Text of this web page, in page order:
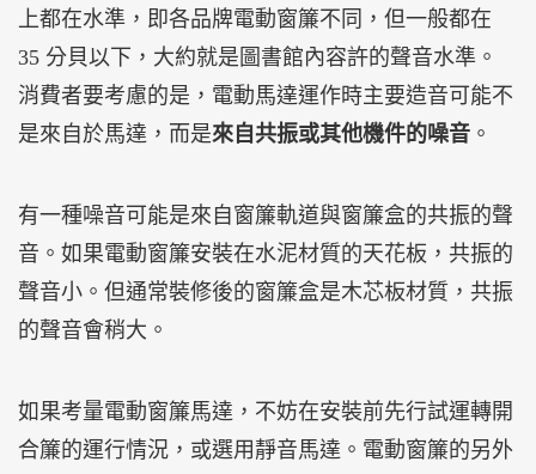
上都在水準，即各品牌電動窗簾不同，但一般都在
35 分貝以下，大約就是圖書館內容許的聲音水準。
消費者要考慮的是，電動馬達運作時主要造音可能不
是來自於馬達，而是來自共振或其他機件的噪音 。
有一種噪音可能是來自窗簾軌道與窗簾盒的共振的聲
音。如果電動窗簾安裝在水泥材質的天花板，共振的
聲音小。但通常裝修後的窗簾盒是木芯板材質，共振
的聲音會稍大。
如果考量電動窗簾馬達，不妨在安裝前先行試運轉開
合簾的運行情況，或選用靜音馬達。電動窗簾的另外